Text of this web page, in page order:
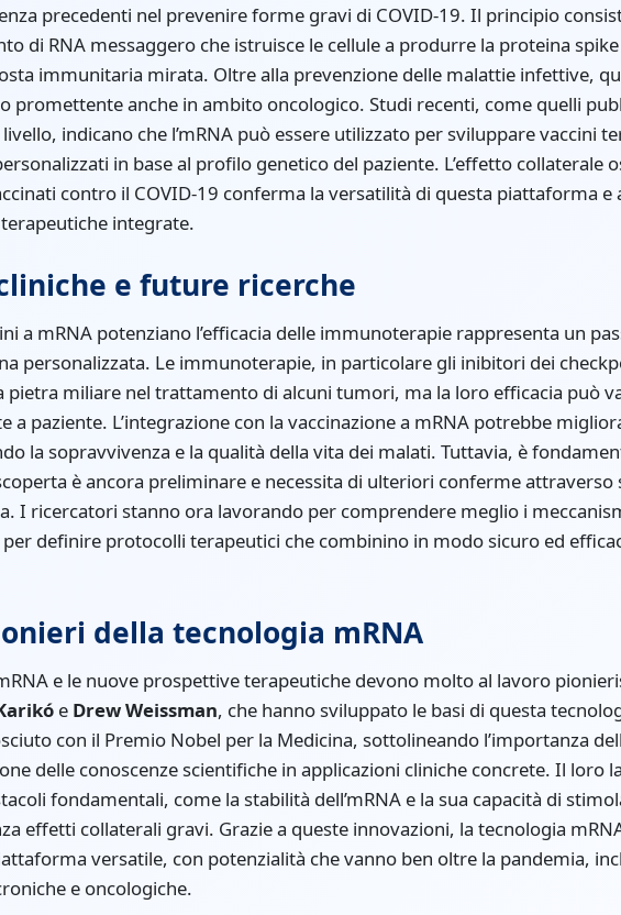
precedenti nel prevenire forme gravi di COVID-19. Il principio
di RNA messaggero che istruisce le cellule a produrre la proteina
immunitaria mirata. Oltre alla prevenzione delle malattie infettive,
promettente anche in ambito oncologico. Studi recenti, come quelli
indicano che l’mRNA può essere utilizzato per sviluppare vaccini
in base al profilo genetico del paziente. L’effetto collaterale
contro il COVID-19 conferma la versatilità di questa piattaforma e
integrate.
e future ricerche
a mRNA potenziano l’efficacia delle immunoterapie rappresenta un
personalizzata. Le immunoterapie, in particolare gli inibitori dei
pietra miliare nel trattamento di alcuni tumori, ma la loro efficacia può
a paziente. L’integrazione con la vaccinazione a mRNA potrebbe
la sopravvivenza e la qualità della vita dei malati. Tuttavia, è
è ancora preliminare e necessita di ulteriori conferme attraverso
I ricercatori stanno ora lavorando per comprendere meglio i
definire protocolli terapeutici che combinino in modo sicuro ed
della tecnologia mRNA
e le nuove prospettive terapeutiche devono molto al lavoro
e Drew Weissman, che hanno sviluppato le basi di questa
con il Premio Nobel per la Medicina, sottolineando l’importanza
delle conoscenze scientifiche in applicazioni cliniche concrete. Il loro
fondamentali, come la stabilità dell’mRNA e la sua capacità di
effetti collaterali gravi. Grazie a queste innovazioni, la tecnologia
versatile, con potenzialità che vanno ben oltre la pandemia,
e oncologiche.